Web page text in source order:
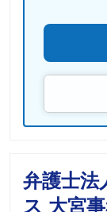
弁護士
ス 大宮